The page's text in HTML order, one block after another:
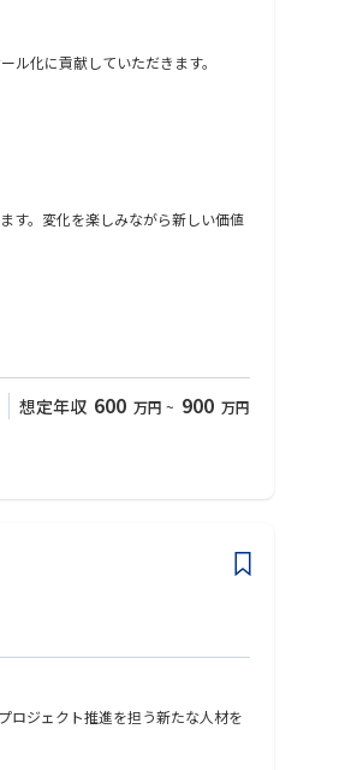
化に貢献していただきます。
益向上に貢献する役割を期待して
す。変化を楽しみながら新しい価値
想定年収 600 万円 ~ 900 万円
ロジェクト推進を担う新たな人材を